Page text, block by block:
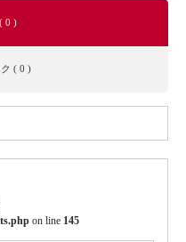
0 )
ク ( 0 )
on line 145